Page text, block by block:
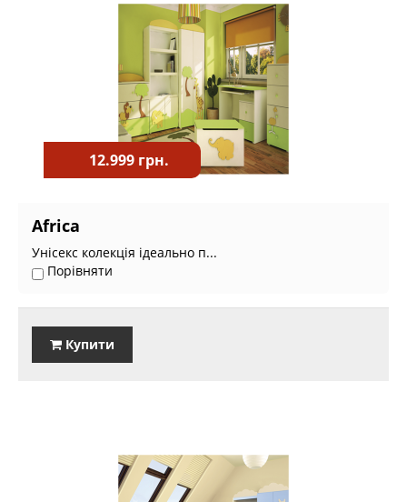
12.999 грн.
Africa
Унісекс колекція ідеально п...
Порівняти
Купити